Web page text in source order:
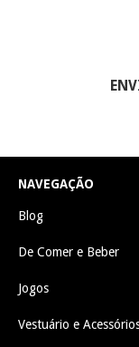
NAVEGAÇÃO
Blog
De Comer e Beber
Jogos
Vestuário e